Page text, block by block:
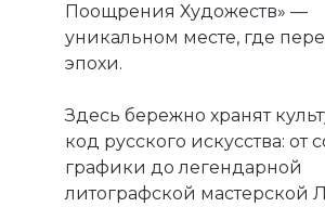
Поощрения Художеств» —
уникальном месте, где
эпохи.
Здесь бережно хранят
код русского искусства: от
графики до легендарной
литографской мастерской